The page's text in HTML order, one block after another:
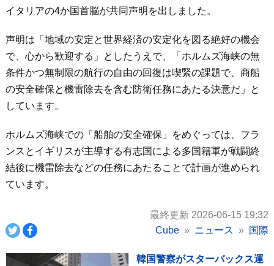
イタリアの4か国首脳が共同声明を出しました。
声明は「地域の安定と世界経済の安定化を図る絶好の機会
で、心から歓迎する」としたうえで、「ホルムズ海峡の無
条件かつ無制限の航行の自由の回復は喫緊の課題で、商船
の安全確保と機雷除去を含む防衛任務にあたる決意だ」と
しています。
ホルムズ海峡での「船舶の安全確保」をめぐっては、フラ
ンスとイギリスが主導する有志国による多国籍軍が戦闘終
結後に機雷除去などの任務にあたることで計画が進められ
ています。
最終更新 2026-06-15 19:32
Cube
ニュース 国際
韓国警察がスターバックス運